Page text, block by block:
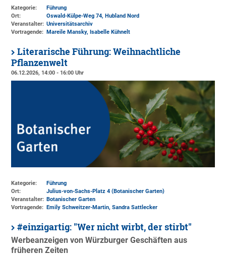
Kategorie:
Führung
Ort:
Oswald-Külpe-Weg 74, Hubland Nord
Veranstalter: Universitätsarchiv
Vortragende: Mareile Mansky, Isabelle Kühnelt
Literarische Führung: Weihnachtliche
Pflanzenwelt
06.12.2026, 14:00 - 16:00 Uhr
Kategorie:
Führung
Ort:
Julius-von-Sachs-Platz 4 (Botanischer Garten)
Veranstalter: Botanischer Garten
Vortragende:
Emily Schweitzer-Martin, Sandra Sattlecker
#einzigartig: "Wer nicht wirbt, der stirbt"
Werbeanzeigen von Würzburger Geschäften aus
früheren Zeiten